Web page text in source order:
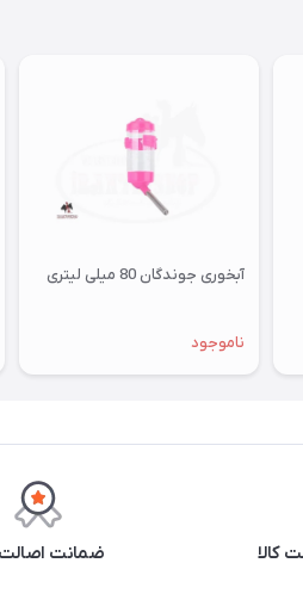
آبخوری جوندگان 80 میلی لیتری
ناموجود
کالا ضمانت اصالت